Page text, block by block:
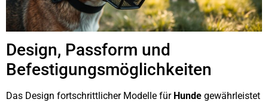
Design, Passform und
Befestigungsmöglichkeiten
Das Design fortschrittlicher Modelle für Hunde gewährleistet